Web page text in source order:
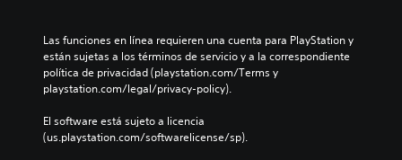
Las funciones en línea requieren una cuenta para PlayStation y
están sujetas a los términos de servicio y a la correspondiente
política de privacidad (playstation.com/Terms y
playstation.com/legal/privacy-policy).
El software está sujeto a licencia
(us.playstation.com/softwarelicense/sp).